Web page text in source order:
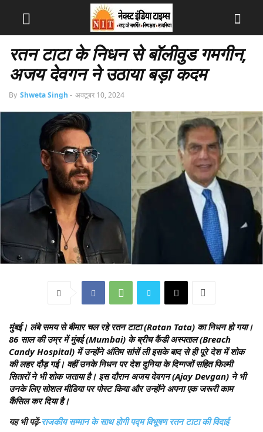
रतन टाटा के निधन से बॉलीवुड गमगीन,
अजय देवगन ने उठाया बड़ा कदम
By Shweta Singh - अक्टूबर 10, 2024
मुंबई। लंबे समय से बीमार चल रहे रतन टाटा (Ratan Tata) का निधन हो गया।
86 साल की उम्र में मुंबई (Mumbai) के ब्रीच कैंडी अस्पताल (Breach
Candy Hospital) में उन्होंने अंतिम सांसें ली इसके बाद से ही पूरे देश में शोक
की लहर दौड़ गई। वहीं उनके निधन पर देश दुनिया के दिग्गजों सहित फिल्मी
सितारों ने भी शोक जताया है। इस दौरान अजय देवगन (Ajay Devgan) ने भी
उनके लिए सोशल मीडिया पर पोस्ट किया और उन्होंने अपना एक जरूरी काम
कैंसिल कर दिया है।
यह भी पढ़ें-राजकीय सम्मान के साथ होगी पद्म विभूषण रतन टाटा की विदाई